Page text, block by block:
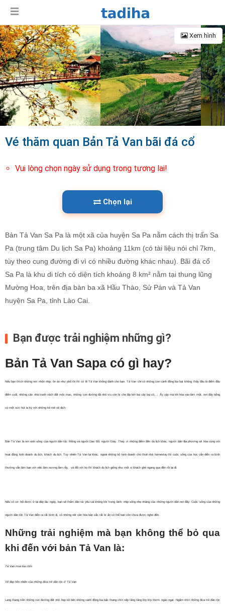
Xem hình
Vé thăm quan Bản Tả Van bãi đá cổ
Vui lòng chọn ngày sử dụng trong tương lai!
Chọn lại
Bản Tả Van Sa Pa là một xã của huyện Sa Pa nằm cách thị trấn Sa
Pa (trung tâm Du lịch Sa Pa) khoảng 11km (có tài liệu nói chỉ 7km,
tùy theo cung đường đi vì có nhiều đường khác nhau). Bãi đá cổ
Sa Pa là khu di tích có diện tích khoảng 8 km² nằm tại thung lũng
Mường Hoa, trên địa bàn ba xã Hầu Thào, Sử Pán và Tả Van
huyện Sa Pa, tỉnh Lào Cai.
Bạn được trải nghiệm những gì?
Bản Tả Van Sapa có gì hay?
Nếu bạn thích những nơi nhộn nhịp, ồn ào như phố thị thì có lẽ Tả Van không dành cho bạn. Tả Van chỉ có những con cánh đồng lúa bạt không thấy đâu là điểm đầu
điểm cuối, những căn nhà tranh vách đất mộc mạc, những con đường đã nhỏ xíu còn bị che lấp bởi bụi cây bụi cỏ,… Ấy vậy mà khi hòa vào làm một, nơi đây bỗng
có một sức hút lạ kỳ với những kẻ mê xê dịch.
Bản Tả Van là nơi sinh sống của người dân tộc Mông và người Dao Đỏ, người Giáy. Thay vì những điểm đến du lịch khác, người dân địa phương sẽ hòa cùng với
hoạt động kinh doanh du lịch, khách du lịch. Tuy nhiên Tả Van lại khác, ngoài những hộ kinh doanh cho thuê nhà homestay thì cuộc sống của học vẫn diễn ra bình
thường vẫn làm bạn với việc làm nương làm rẫy, và đối với họ thì khách du lịch giống như một vị khách ghé ngang qua đến rồi lại đi.
Nếu có cơ hội được ở lại đây lâu ngày, bạn sẽ thấm dần và yêu cái không khí trong lành, nhịp sống nhẹ nhàng của những người dân nơi đây. Cuộc sống của những
người dân tộc Tả Van diễn ra rất bình dị, có những nét văn hóa bản sắc rất bí ẩn có thể bạn còn chưa được nghe đến.
Những trải nghiệm mà bạn không thể bỏ qua
khi đến với bản Tả Van là:
Tả Van mùa lúa chín
Vẻ đẹp hồn nhiên của những đứa trẻ dân tộc ở Tả Van
Lang thang trên những con đường đất nhỏ hẹp kề bên những cánh đồng lúa bậc thang chín xếp tầng tầng lớp lớp thơm ngào ngạt. Ngắm nhìn những đứa trẻ dân tộc